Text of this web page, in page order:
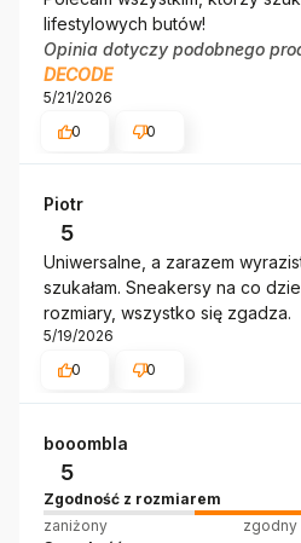
lifestylowych butów!
Opinia dotyczy podobnego
DECODE
5/21/2026
0
0
Piotr
5
Uniwersalne, a zarazem
szukałam. Sneakersy na co
rozmiary, wszystko się zgadza.
5/19/2026
0
0
booombla
5
Zgodność z rozmiarem
zaniżony
zgodny